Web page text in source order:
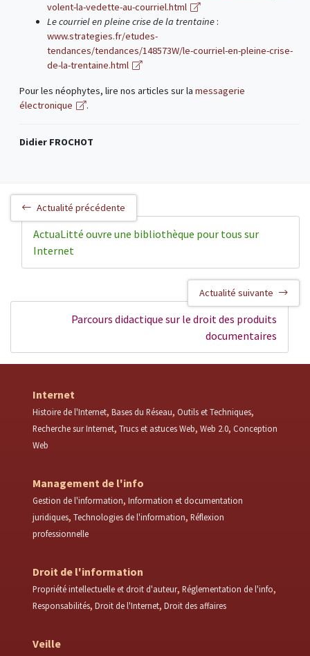
volent-la-vedette-au-courriel.html
Le courriel en pleine crise de la trentaine:
www.strategies.fr/etudes-
tendances/tendances/148573W/le-courriel-en-pleine-crise-
de-la-trentaine.html
Pour les néophytes, lire nos articles sur la messagerie
électronique
.
Didier FROCHOT
Actualité précédente
ActuaLitté ouvre une bibliothèque pour tous sur
Internet
Actualité suivante
Parcours didactique sur le droit des produits
documentaires
Internet
Histoire de l'Internet Bases du Réseau Outils et Techniques
Recherche sur Internet Trucs et astuces Web Web 2.0 Conception
Web
Management de l'info
Gestion de l'information Information et documentation
juridiques Technologies de l'information Réflexion
professionnelle
Droit de l'information
Propriété intellectuelle et droit d'auteur Réglementation de l'info
Responsabilités Droit de l'Internet Droit des affaires
Veille